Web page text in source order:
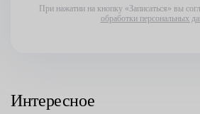
При нажатии на кнопку «Записаться» вы
обработки персональных
Интересное